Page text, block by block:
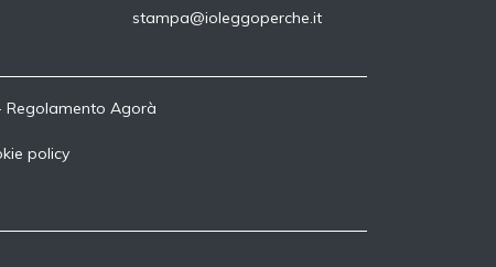
stampa@ioleggoperche.it
Regolamento Agorà
policy